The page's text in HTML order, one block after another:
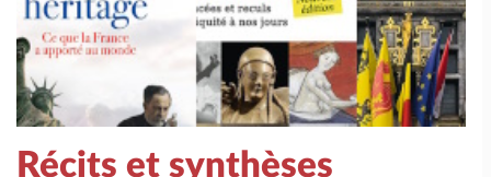
Récits et synthèses